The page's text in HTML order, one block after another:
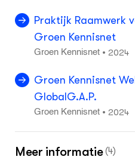
Praktijk Raamwerk
Groen Kennisnet
Groen Kennisnet• 2024
Groen Kennisnet
GlobalG.A.P.
Groen Kennisnet• 2024
Meer informatie (4)